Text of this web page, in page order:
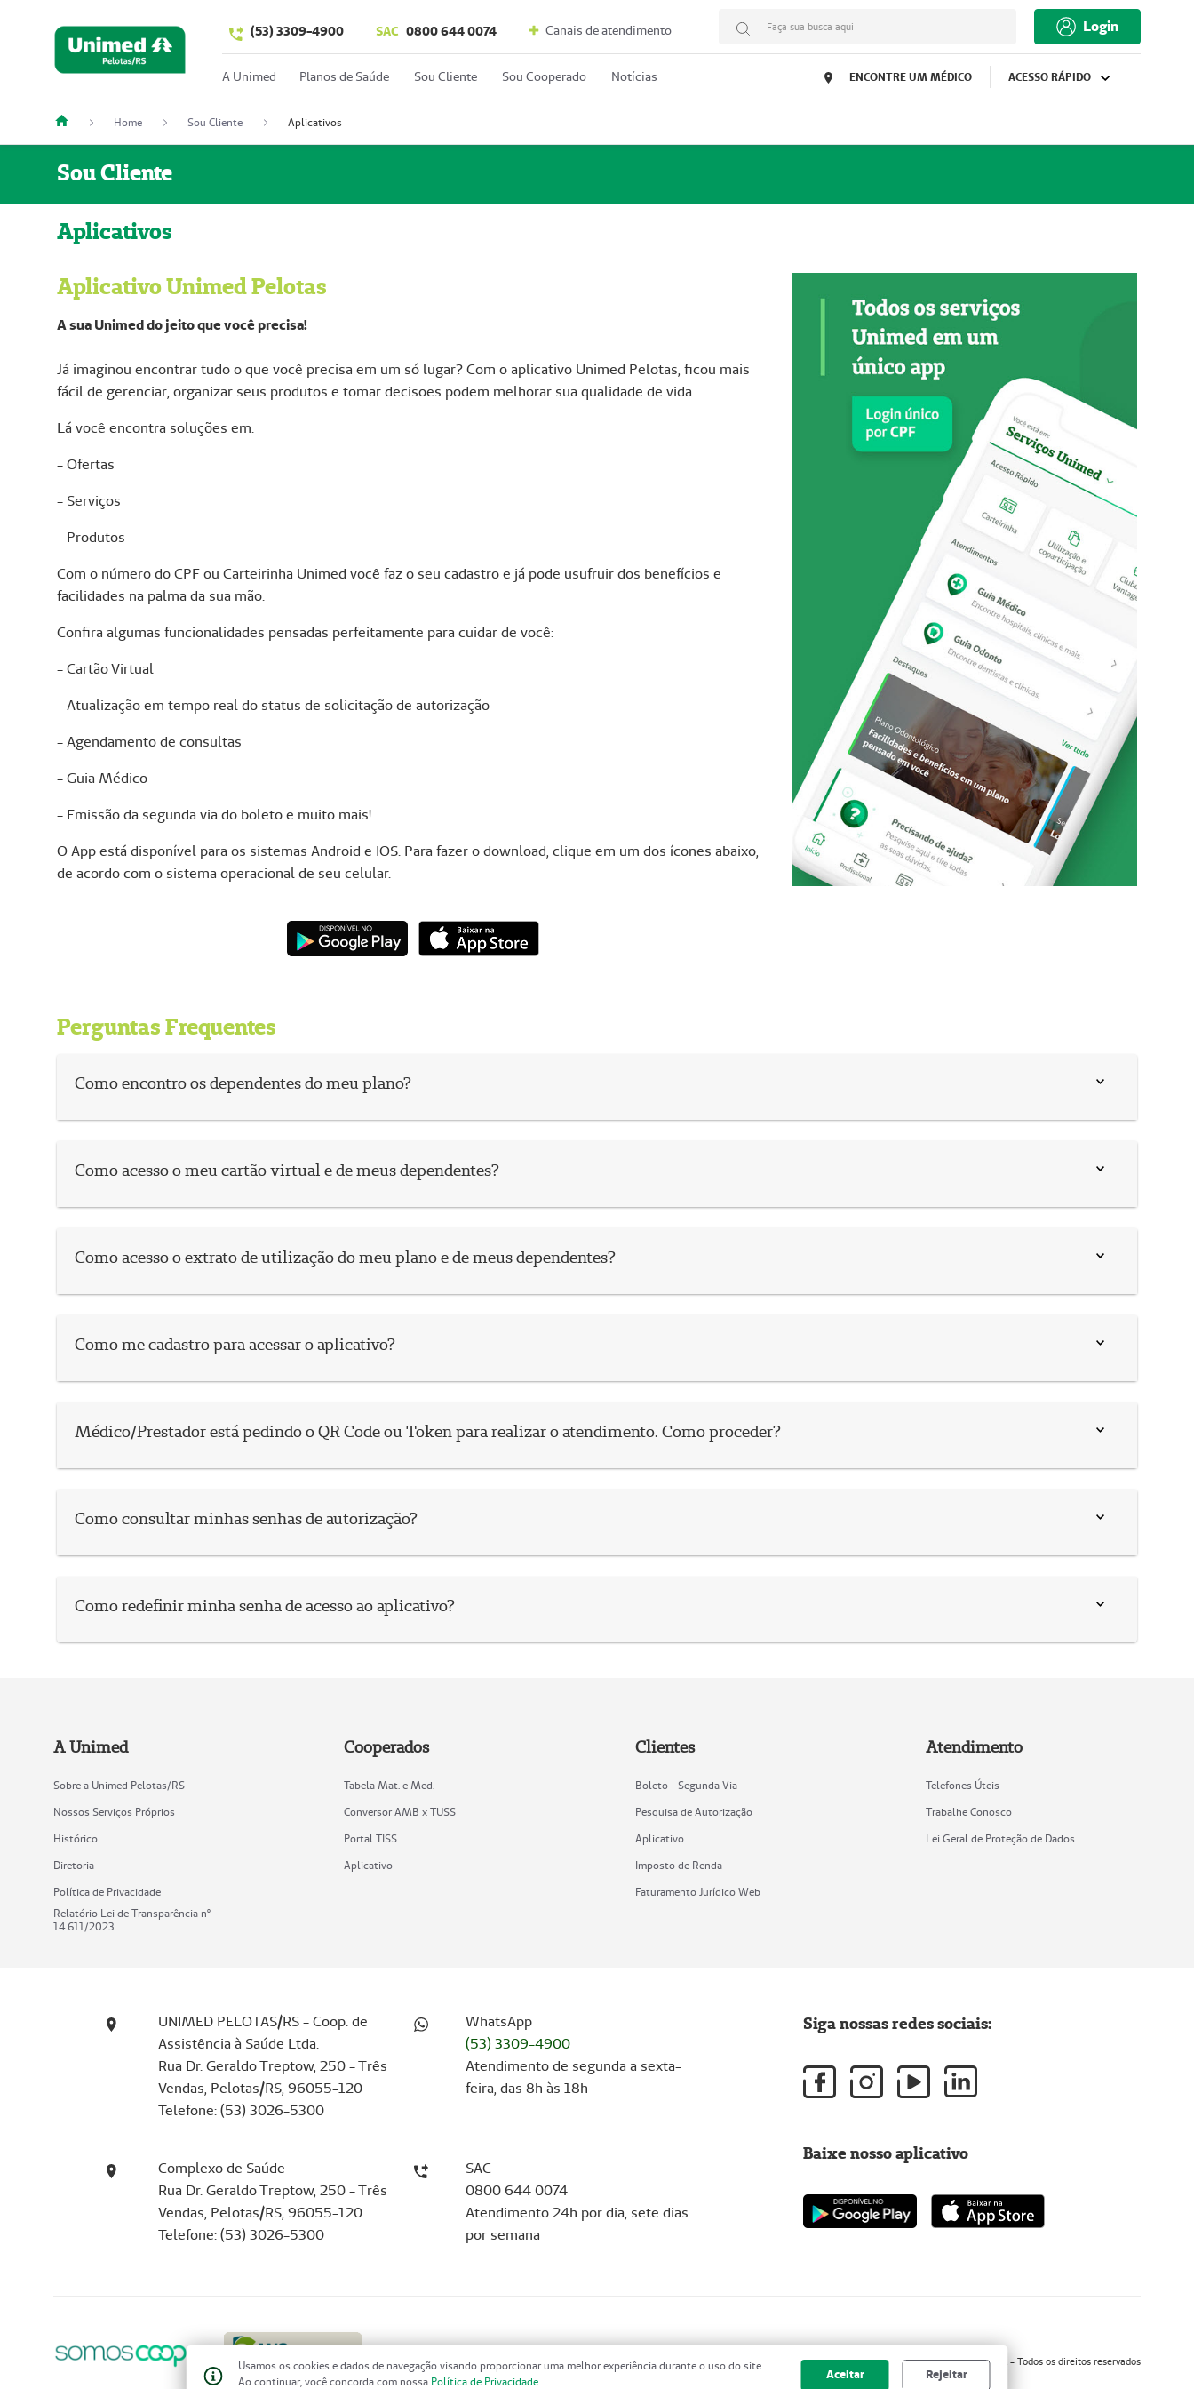
(53) 3309-4900 SAC 0800 644 0074 Canais de atendimento Faça sua busca aqui Login
A Unimed Planos de Saúde Sou Cliente Sou Cooperado Notícias ENCONTRE UM MÉDICO ACESSO RÁPIDO
Home Sou Cliente Aplicativos
Sou Cliente
Aplicativos
Aplicativo Unimed Pelotas
A sua Unimed do jeito que você precisa!
Já imaginou encontrar tudo o que você precisa em um só lugar? Com o aplicativo Unimed Pelotas, ficou mais
fácil de gerenciar, organizar seus produtos e tomar decisoes podem melhorar sua qualidade de vida.
Lá você encontra soluções em:
- Ofertas
- Serviços
- Produtos
Com o número do CPF ou Carteirinha Unimed você faz o seu cadastro e já pode usufruir dos benefícios e
facilidades na palma da sua mão.
Confira algumas funcionalidades pensadas perfeitamente para cuidar de você:
- Cartão Virtual
- Atualização em tempo real do status de solicitação de autorização
- Agendamento de consultas
- Guia Médico
- Emissão da segunda via do boleto e muito mais!
O App está disponível para os sistemas Android e IOS. Para fazer o download, clique em um dos ícones abaixo,
de acordo com o sistema operacional de seu celular.
Perguntas Frequentes
Como encontro os dependentes do meu plano?
Como acesso o meu cartão virtual e de meus dependentes?
Como acesso o extrato de utilização do meu plano e de meus dependentes?
Como me cadastro para acessar o aplicativo?
Médico/Prestador está pedindo o QR Code ou Token para realizar o atendimento. Como proceder?
Como consultar minhas senhas de autorização?
Como redefinir minha senha de acesso ao aplicativo?
A Unimed
Sobre a Unimed Pelotas/RS
Nossos Serviços Próprios
Histórico
Diretoria
Política de Privacidade
Relatório Lei de Transparência nº
14.611/2023
Cooperados
Tabela Mat. e Med.
Conversor AMB x TUSS
Portal TISS
Aplicativo
Clientes
Boleto - Segunda Via
Pesquisa de Autorização
Aplicativo
Imposto de Renda
Faturamento Jurídico Web
Atendimento
Telefones Úteis
Trabalhe Conosco
Lei Geral de Proteção de Dados
UNIMED PELOTAS/RS - Coop. de
Assistência à Saúde Ltda.
Rua Dr. Geraldo Treptow, 250 - Três
Vendas, Pelotas/RS, 96055-120
Telefone: (53) 3026-5300
WhatsApp
(53) 3309-4900
Atendimento de segunda a sexta-
feira, das 8h às 18h
Complexo de Saúde
Rua Dr. Geraldo Treptow, 250 - Três
Vendas, Pelotas/RS, 96055-120
Telefone: (53) 3026-5300
SAC
0800 644 0074
Atendimento 24h por dia, sete dias
por semana
Siga nossas redes sociais:
Baixe nosso aplicativo
Copyright 2001 - 2026 Unimed do Brasil - Todos os direitos reservados
Usamos os cookies e dados de navegação visando proporcionar uma melhor experiência durante o uso do site.
Ao continuar, você concorda com nossa Política de Privacidade. Aceitar Rejeitar